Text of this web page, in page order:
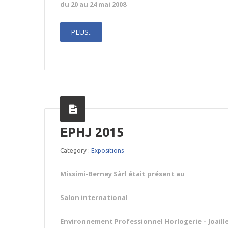
du 20 au 24 mai 2008
PLUS..
EPHJ 2015
Category : Expositions
Missimi-Berney Sàrl était présent au
Salon international
Environnement Professionnel Horlogerie –